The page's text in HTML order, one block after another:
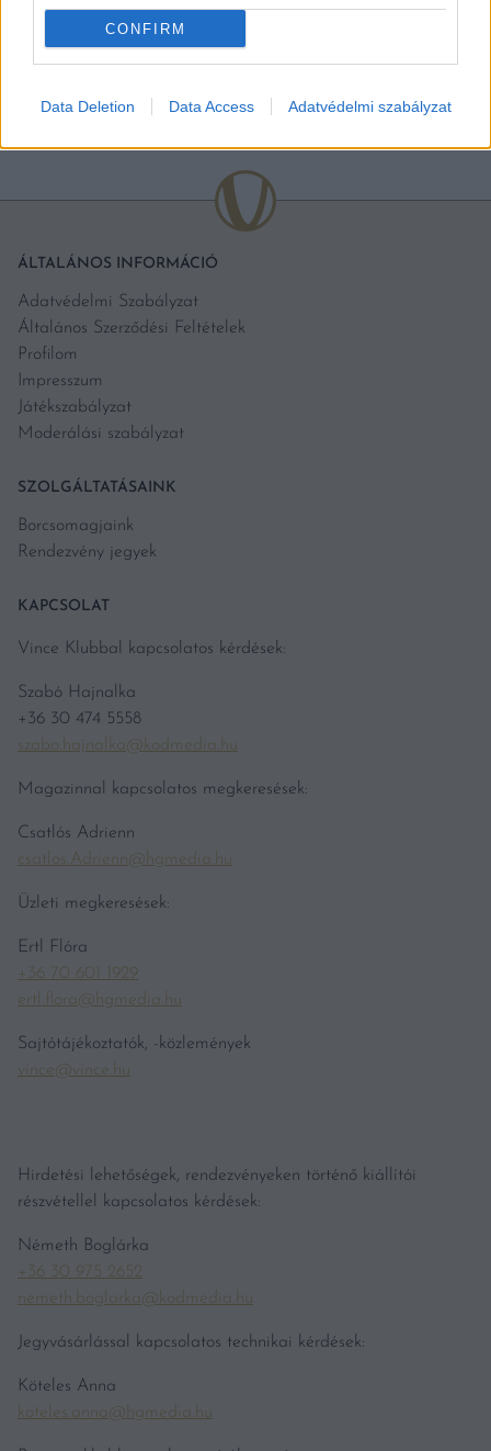
CONFIRM
Data Deletion Data Access Adatvédelmi szabályzat
BŐVEBBEN
ÁLTALÁNOS INFORMÁCIÓ
Adatvédelmi Szabályzat
Általános Szerződési Feltételek
Profilom
Impresszum
Játékszabályzat
Moderálási szabályzat
SZOLGÁLTATÁSAINK
Borcsomagjaink
Rendezvény jegyek
KAPCSOLAT
Vince Klubbal kapcsolatos kérdések:
Szabó Hajnalka
+36 30 474 5558
szabo.hajnalka@kodmedia.hu
Magazinnal kapcsolatos megkeresések:
Csatlós Adrienn
csatlos.Adrienn@hgmedia.hu
Üzleti megkeresések:
Ertl Flóra
+36 70 601 1929
ertl.flora@hgmedia.hu
Sajtótájékoztatók, -közlemények
vince@vince.hu
Hirdetési lehetőségek, rendezvényeken történő kiállítói
részvétellel kapcsolatos kérdések:
Németh Boglárka
+36 30 975 2652
nemeth.boglarka@kodmedia.hu
Jegyvásárlással kapcsolatos technikai kérdések:
Köteles Anna
koteles.anna@hgmedia.hu